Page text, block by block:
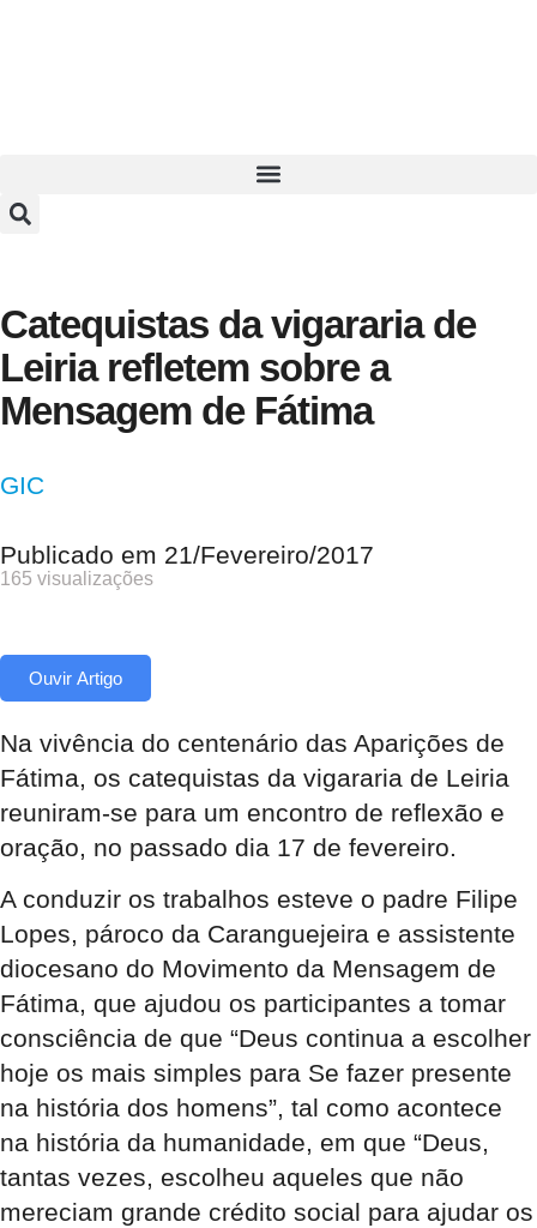
Catequistas da vigararia de
Leiria refletem sobre a
Mensagem de Fátima
GIC
Publicado em 21/Fevereiro/2017
165 visualizações
Ouvir Artigo
Na vivência do centenário das Aparições de
Fátima, os catequistas da vigararia de Leiria
reuniram-se para um encontro de reflexão e
oração, no passado dia 17 de fevereiro.
A conduzir os trabalhos esteve o padre Filipe
Lopes, pároco da Caranguejeira e assistente
diocesano do Movimento da Mensagem de
Fátima, que ajudou os participantes a tomar
consciência de que “Deus continua a escolher
hoje os mais simples para Se fazer presente
na história dos homens”, tal como acontece
na história da humanidade, em que “Deus,
tantas vezes, escolheu aqueles que não
mereciam grande crédito social para ajudar os